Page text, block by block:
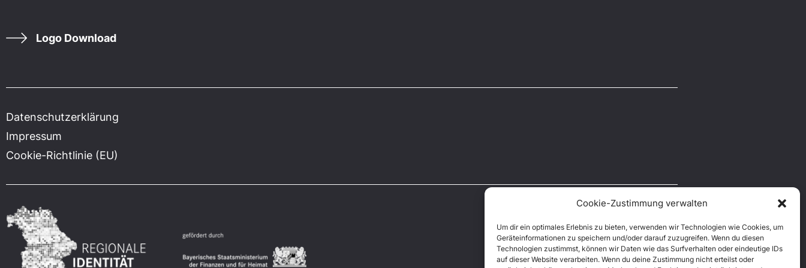
Cookie-Zustimmung verwalten
Um dir ein optimales Erlebnis zu bieten, verwenden wir Technologien wie Cookies, um
Geräteinformationen zu speichern und/oder darauf zuzugreifen. Wenn du diesen
Technologien zustimmst, können wir Daten wie das Surfverhalten oder eindeutige IDs
auf dieser Website verarbeiten. Wenn du deine Zustimmung nicht erteilst oder
Logo Download
Datenschutzerklärung
Impressum
Cookie-Richtlinie (EU)